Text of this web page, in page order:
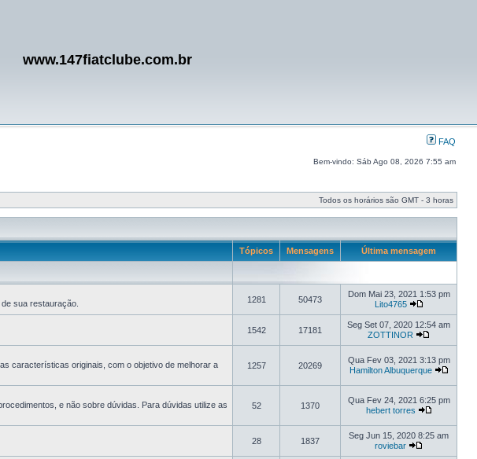
www.147fiatclube.com.br
FAQ
Bem-vindo: Sáb Ago 08, 2026 7:55 am
Todos os horários são GMT - 3 horas
Tópicos Mensagens Última mensagem
sua restauração. 1281 50473
Dom Mai 23, 2021 1:53 pm
Lito4765
1542 17181
Seg Set 07, 2020 12:54 am
ZOTTINOR
características originais, com o objetivo de melhorar a
1257 20269
Qua Fev 03, 2021 3:13 pm
Hamilton Albuquerque
e não sobre dúvidas. Para dúvidas utilize as
52 1370
Qua Fev 24, 2021 6:25 pm
hebert torres
28 1837
Seg Jun 15, 2020 8:25 am
roviebar